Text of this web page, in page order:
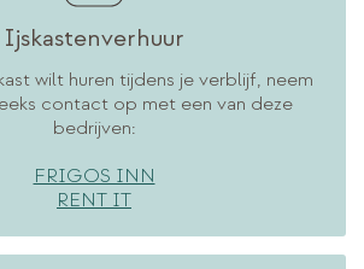
Ijskastenverhuur
wilt huren tijdens je verblijf, neem
contact op met een van deze
bedrijven:
FRIGOS INN
RENT IT